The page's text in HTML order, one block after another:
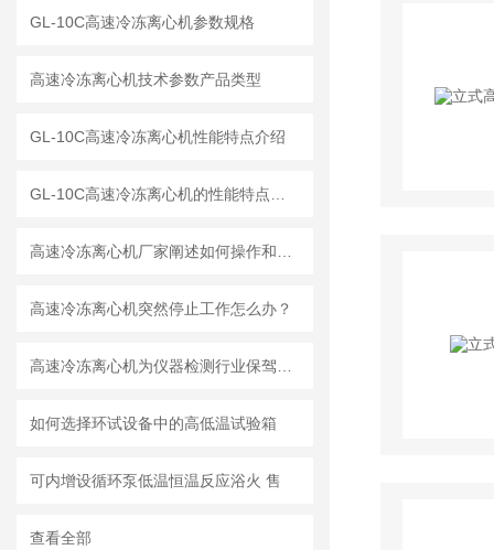
GL-10C高速冷冻离心机参数规格
高速冷冻离心机技术参数产品类型
GL-10C高速冷冻离心机性能特点介绍
高速冷冻离心机突然停止工作怎么办？
如何选择环试设备中的高低温试验箱
可内增设循环泵低温恒温反应浴火 售
查看全部